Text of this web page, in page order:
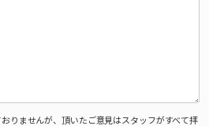
りませんが、頂いたご意見はスタッフがすべて拝